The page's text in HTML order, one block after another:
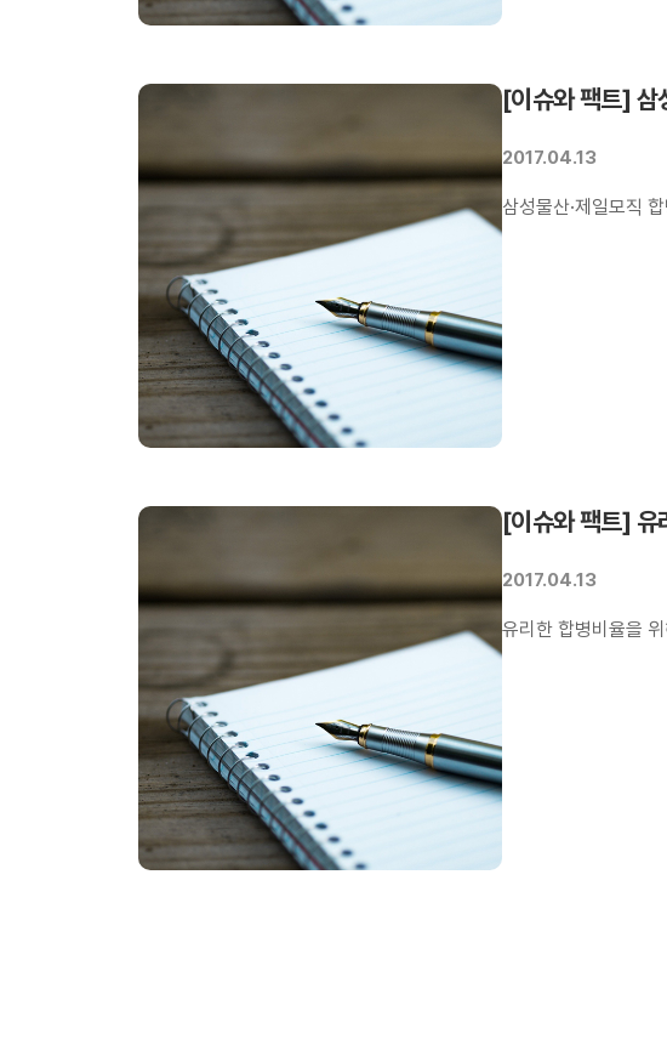
[이슈와 팩트] 삼
2017.04.13
삼성물산·제일모직
[이슈와 팩트] 유
2017.04.13
유리한 합병비율을